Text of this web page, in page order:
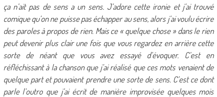
ça n’ait pas de sens a un sens. J’adore cette ironie et j’ai trouvé
comique qu’on ne puisse pas échapper au sens, alors j’ai voulu écrire
des paroles à propos de rien. Mais ce « quelque chose » dans le rien
peut devenir plus clair une fois que vous regardez en arrière cette
sorte de néant que vous avez essayé d’évoquer. C’est en
réfléchissant à la chanson que j’ai réalisé que ces mots venaient de
quelque part et pouvaient prendre une sorte de sens. C’est ce dont
parle l’outro que j’ai écrit de manière improvisée quelques mois